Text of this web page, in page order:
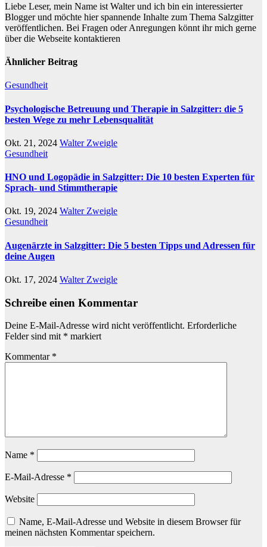
Liebe Leser, mein Name ist Walter und ich bin ein interessierter
Blogger und möchte hier spannende Inhalte zum Thema Salzgitter
veröffentlichen. Bei Fragen oder Anregungen könnt ihr mich gerne
über die Webseite kontaktieren
Ähnlicher Beitrag
Gesundheit
Psychologische Betreuung und Therapie in Salzgitter: die 5
besten Wege zu mehr Lebensqualität
Okt. 21, 2024 Walter Zweigle
Gesundheit
HNO und Logopädie in Salzgitter: Die 10 besten Experten für
Sprach- und Stimmtherapie
Okt. 19, 2024 Walter Zweigle
Gesundheit
Augenärzte in Salzgitter: Die 5 besten Tipps und Adressen für
deine Augen
Okt. 17, 2024 Walter Zweigle
Schreibe einen Kommentar
Deine E-Mail-Adresse wird nicht veröffentlicht. Erforderliche
Felder sind mit * markiert
Kommentar *
Name *
E-Mail-Adresse *
Website
Name, E-Mail-Adresse und Website in diesem Browser für
meinen nächsten Kommentar speichern.